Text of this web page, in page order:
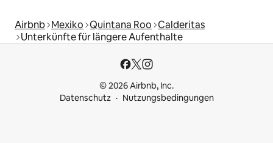
Airbnb Mexiko Quintana Roo Calderitas
Unterkünfte für längere Aufenthalte
© 2026 Airbnb, Inc.
Datenschutz
Nutzungsbedingungen